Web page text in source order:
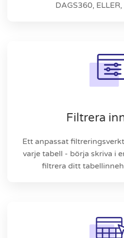
DAGS360,
Filtrera
Ett anpassat
varje tabell - börja skriva i
filtrera ditt